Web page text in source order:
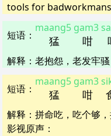
tools for
短语 ： 猛
maang5
咁
gam3
解释 ： 老抱怨，老发牢
短语 ： 猛
maang5
咁
gam3
解释 ： 拼命吃，吃个够
影视原声：